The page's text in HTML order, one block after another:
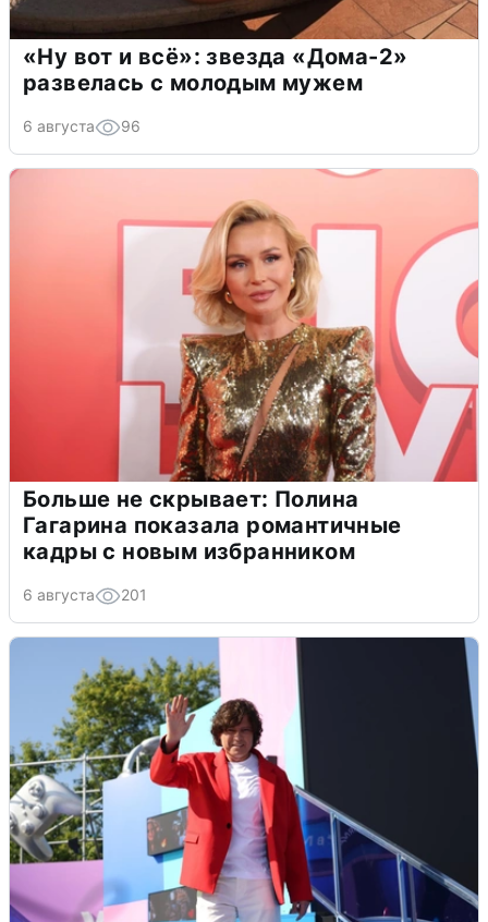
«Ну вот и всё»: звезда «Дома-2»
развелась с молодым мужем
6 августа 96
Больше не скрывает: Полина
Гагарина показала романтичные
кадры с новым избранником
6 августа 201